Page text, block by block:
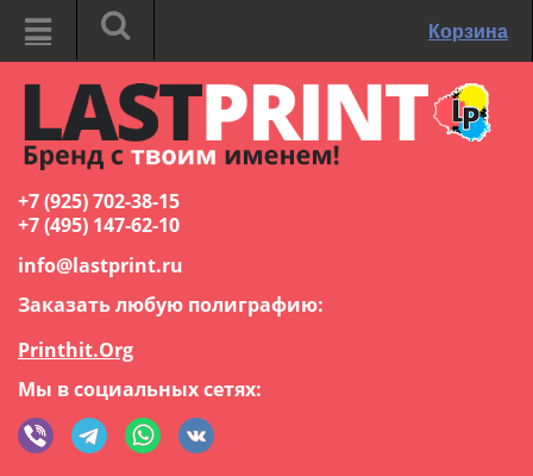
Корзина
+7 (925) 702-38-15
+7 (495) 147-62-10
info@lastprint.ru
Заказать любую полиграфию:
Printhit.Org
Мы в социальных сетях: